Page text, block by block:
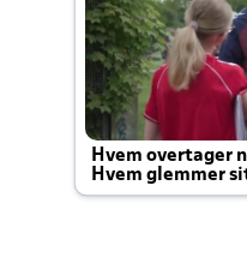
Hvem overtager
Hvem glemmer
Joachim altid til